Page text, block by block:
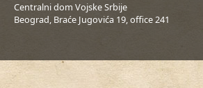
Centralni dom Vojske Srbije
Beograd, Braće Jugovića 19, office 241